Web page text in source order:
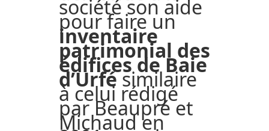
société son aide
pour faire un
inventaire
patrimonial des
édifices de Baie
d’Urfésimilaire
à celui rédigé
par Beaupré et
Michaud en